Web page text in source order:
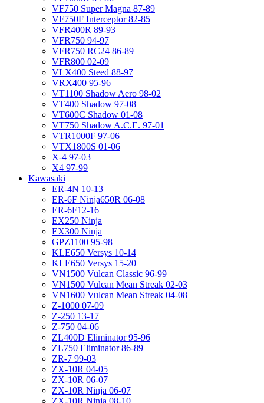
VF750 Super Magna 87-89
VF750F Interceptor 82-85
VFR400R 89-93
VFR750 94-97
VFR750 RC24 86-89
VFR800 02-09
VLX400 Steed 88-97
VRX400 95-96
VT1100 Shadow Aero 98-02
VT400 Shadow 97-08
VT600C Shadow 01-08
VT750 Shadow A.C.E. 97-01
VTR1000F 97-06
VTX1800S 01-06
X-4 97-03
X4 97-99
Kawasaki
ER-4N 10-13
ER-6F Ninja650R 06-08
ER-6F12-16
EX250 Ninja
EX300 Ninja
GPZ1100 95-98
KLE650 Versys 10-14
KLE650 Versys 15-20
VN1500 Vulcan Classic 96-99
VN1500 Vulcan Mean Streak 02-03
VN1600 Vulcan Mean Streak 04-08
Z-1000 07-09
Z-250 13-17
Z-750 04-06
ZL400D Eliminator 95-96
ZL750 Eliminator 86-89
ZR-7 99-03
ZX-10R 04-05
ZX-10R 06-07
ZX-10R Ninja 06-07